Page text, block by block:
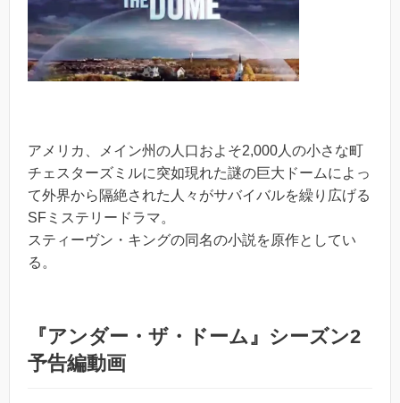
アメリカ、メイン州の人口およそ2,000人の小さな町
チェスターズミルに突如現れた謎の巨大ドームによっ
て外界から隔絶された人々がサバイバルを繰り広げる
SFミステリードラマ。
スティーヴン・キングの同名の小説を原作としてい
る。
『アンダー・ザ・ドーム』シーズン2
予告編動画